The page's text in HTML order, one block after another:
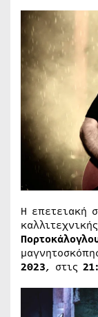
Η επετειακή
2023, στις